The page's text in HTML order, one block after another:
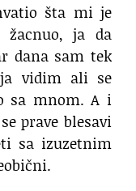
šta mi je
ja da
dana sam tek
vidim ali se
sa mnom. A i
prave blesavi
sa izuzetnim